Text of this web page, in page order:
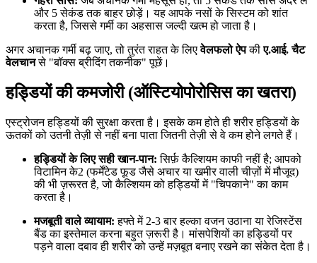
और 5 सेकंड तक बाहर छोड़ें। यह आपके नसों के सिस्टम को शांत
करता है, जिससे गर्मी का अहसास जल्दी खत्म हो जाता है।
अगर अचानक गर्मी बढ़ जाए, तो तुरंत राहत के लिएवेलफलो ऐपकीए.आई. चैट
वेलचानसे "बॉक्स ब्रीदिंग तकनीक" पूछें।
हड्डियों की कमजोरी (ऑस्टियोपोरोसिस का खतरा)
एस्ट्रोजन हड्डियों की सुरक्षा करता है। इसके कम होते ही शरीर हड्डियों के
ऊतकों को उतनी तेज़ी से नहीं बना पाता जितनी तेज़ी से वे कम होने लगते हैं।
हड्डियों के लिए सही खान-पान: सिर्फ़ कैल्शियम काफी नहीं है; आपको
विटामिन के2 (फर्मेंटेड फूड जैसे अचार या खमीर वाली चीज़ों में मौजूद)
की भी ज़रूरत है, जो कैल्शियम को हड्डियों में "चिपकाने" का काम
करता है।
मजबूती वाले व्यायाम: हफ्ते में 2-3 बार हल्का वजन उठाना या रेजिस्टेंस
बैंड का इस्तेमाल करना बहुत ज़रूरी है। मांसपेशियों का हड्डियों पर
पड़ने वाला दबाव ही शरीर को उन्हें मज़बूत बनाए रखने का संकेत देता है।